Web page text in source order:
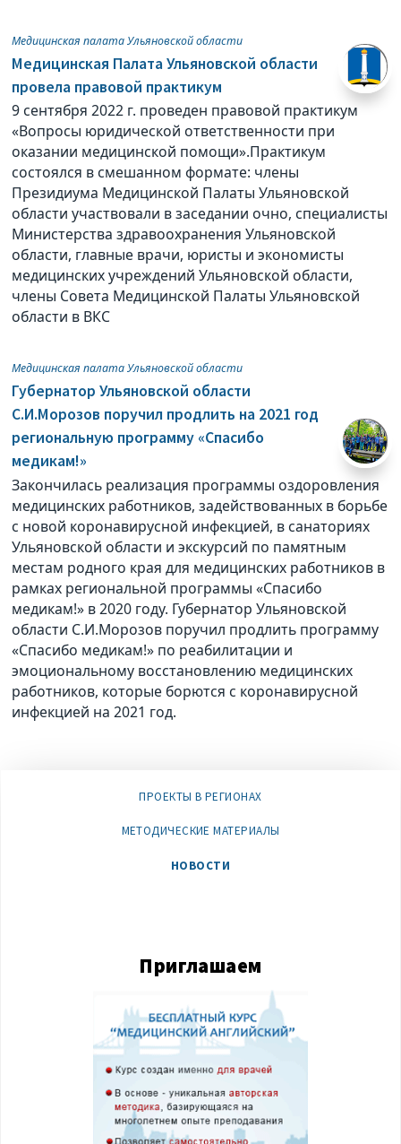
Медицинская палата Ульяновской области
Медицинская Палата Ульяновской области
провела правовой практикум
9 сентября 2022 г. проведен правовой практикум
«Вопросы юридической ответственности при
оказании медицинской помощи».Практикум
состоялся в смешанном формате: члены
Президиума Медицинской Палаты Ульяновской
области участвовали в заседании очно, специалисты
Министерства здравоохранения Ульяновской
области, главные врачи, юристы и экономисты
медицинских учреждений Ульяновской области,
члены Совета Медицинской Палаты Ульяновской
области в ВКС
Медицинская палата Ульяновской области
Губернатор Ульяновской области
С.И.Морозов поручил продлить на 2021 год
региональную программу «Спасибо
медикам!»
Закончилась реализация программы оздоровления
медицинских работников, задействованных в борьбе
с новой коронавирусной инфекцией, в санаториях
Ульяновской области и экскурсий по памятным
местам родного края для медицинских работников в
рамках региональной программы «Спасибо
медикам!» в 2020 году. Губернатор Ульяновской
области С.И.Морозов поручил продлить программу
«Спасибо медикам!» по реабилитации и
эмоциональному восстановлению медицинских
работников, которые борются с коронавирусной
инфекцией на 2021 год.
ПРОЕКТЫ В РЕГИОНАХ
МЕТОДИЧЕСКИЕ МАТЕРИАЛЫ
НОВОСТИ
Приглашаем